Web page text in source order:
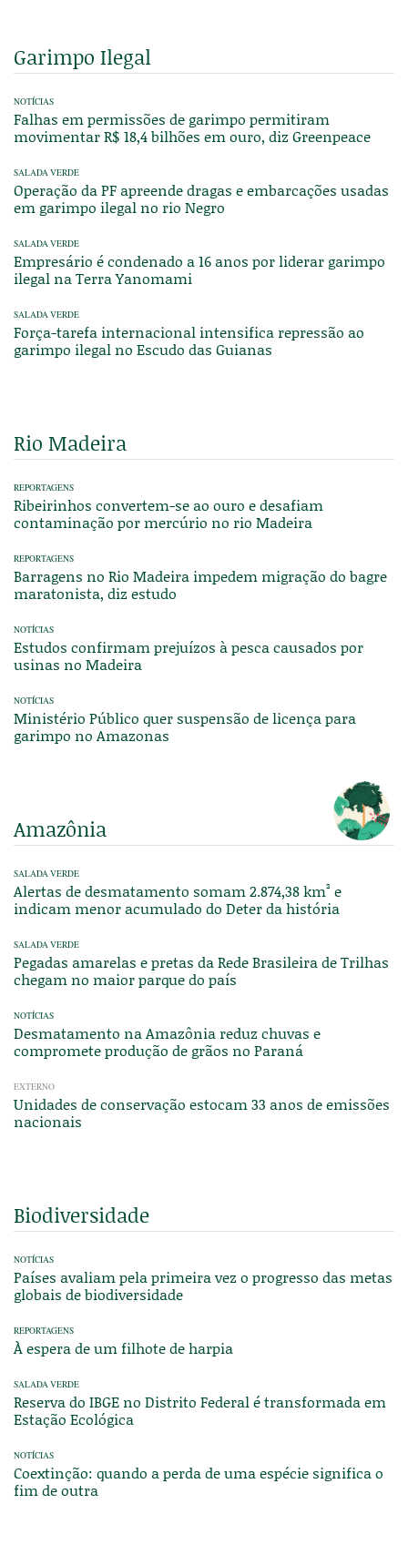
Garimpo Ilegal
NOTÍCIAS
Falhas em permissões de garimpo permitiram
movimentar R$ 18,4 bilhões em ouro, diz Greenpeace
SALADA VERDE
Operação da PF apreende dragas e embarcações usadas
em garimpo ilegal no rio Negro
SALADA VERDE
Empresário é condenado a 16 anos por liderar garimpo
ilegal na Terra Yanomami
SALADA VERDE
Força-tarefa internacional intensifica repressão ao
garimpo ilegal no Escudo das Guianas
Rio Madeira
REPORTAGENS
Ribeirinhos convertem-se ao ouro e desafiam
contaminação por mercúrio no rio Madeira
REPORTAGENS
Barragens no Rio Madeira impedem migração do bagre
maratonista, diz estudo
NOTÍCIAS
Estudos confirmam prejuízos à pesca causados por
usinas no Madeira
NOTÍCIAS
Ministério Público quer suspensão de licença para
garimpo no Amazonas
Amazônia
SALADA VERDE
Alertas de desmatamento somam 2.874,38 km² e
indicam menor acumulado do Deter da história
SALADA VERDE
Pegadas amarelas e pretas da Rede Brasileira de Trilhas
chegam no maior parque do país
NOTÍCIAS
Desmatamento na Amazônia reduz chuvas e
compromete produção de grãos no Paraná
EXTERNO
Unidades de conservação estocam 33 anos de emissões
nacionais
Biodiversidade
NOTÍCIAS
Países avaliam pela primeira vez o progresso das metas
globais de biodiversidade
REPORTAGENS
À espera de um filhote de harpia
SALADA VERDE
Reserva do IBGE no Distrito Federal é transformada em
Estação Ecológica
NOTÍCIAS
Coextinção: quando a perda de uma espécie significa o
fim de outra